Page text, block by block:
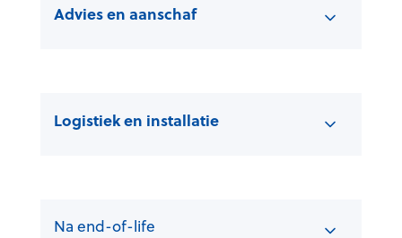
Advies en aanschaf
Logistiek en installatie
Na end-of-life